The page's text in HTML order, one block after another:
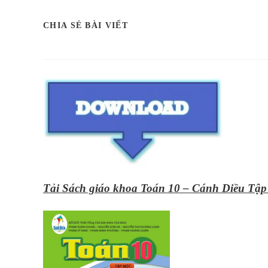
CHIA SẺ BÀI VIẾTSHARE
Tải Sách giáo khoa Toán 10 – Cánh Diều Tập